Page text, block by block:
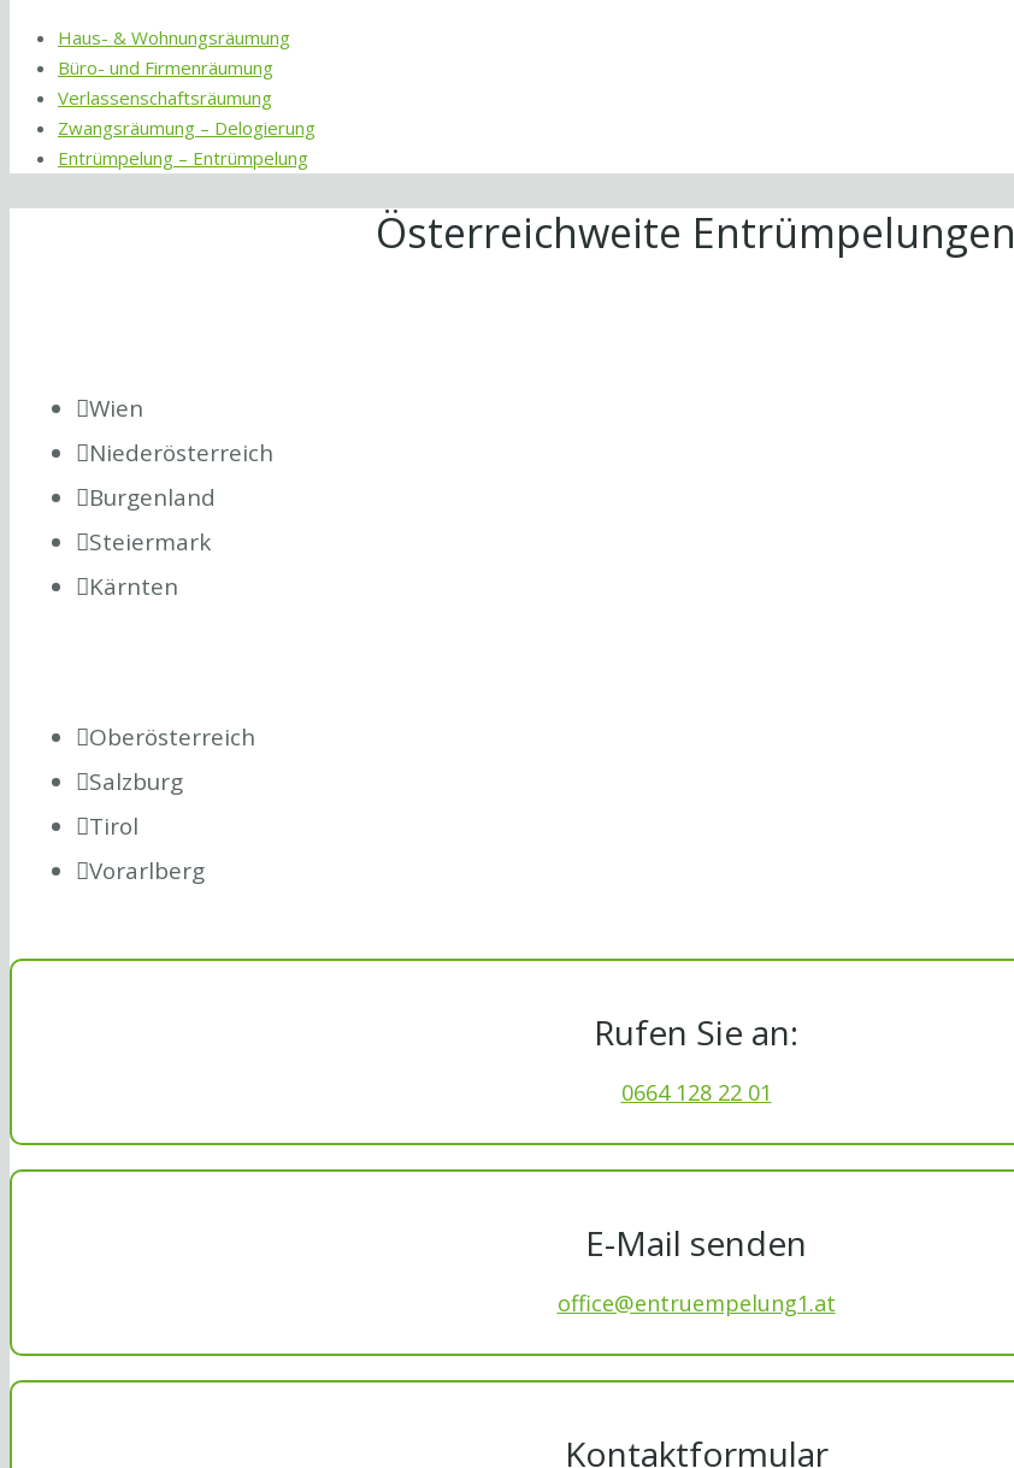
Haus- & Wohnungsräumung
Büro- und Firmenräumung
Verlassenschaftsräumung
Zwangsräumung – Delogierung
Entrümpelung – Entrümpelung
Österreichweite Entrümpelungen
Wien
Niederösterreich
Burgenland
Steiermark
Kärnten
Oberösterreich
Salzburg
Tirol
Vorarlberg
Rufen Sie an:
0664 128 22 01
E-Mail senden
office@entruempelung1.at
Kontaktformular